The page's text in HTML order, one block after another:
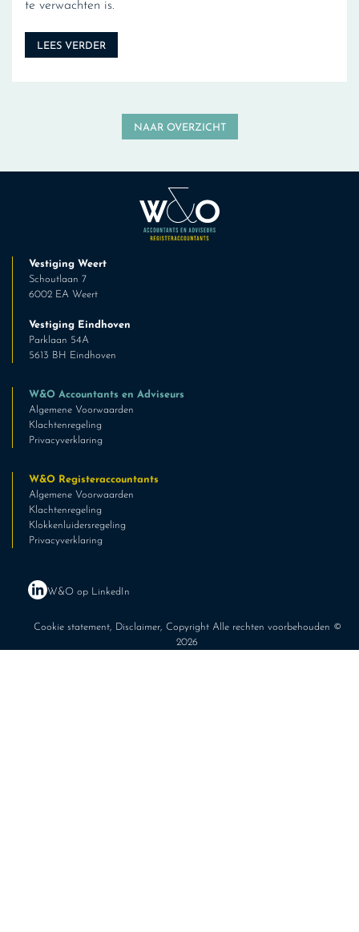
te verwachten is.
LEES VERDER
NAAR OVERZICHT
Vestiging Weert
Schoutlaan 7
6002 EA Weert
Vestiging Eindhoven
Parklaan 54A
5613 BH Eindhoven
W&O Accountants en Adviseurs
Algemene Voorwaarden
Klachtenregeling
Privacyverklaring
W&O Registeraccountants
Algemene Voorwaarden
Klachtenregeling
Klokkenluidersregeling
Privacyverklaring
W&O op LinkedIn
Cookie statement, Disclaimer, Copyright Alle rechten voorbehouden ©
2026